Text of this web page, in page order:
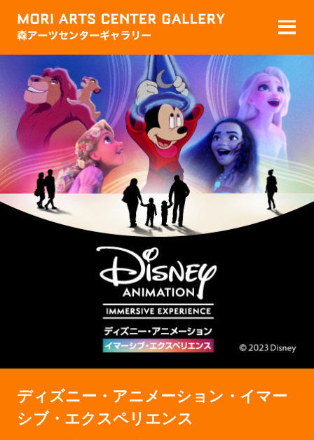
ディズニー・アニメーション・イマー
シブ・エクスペリエンス